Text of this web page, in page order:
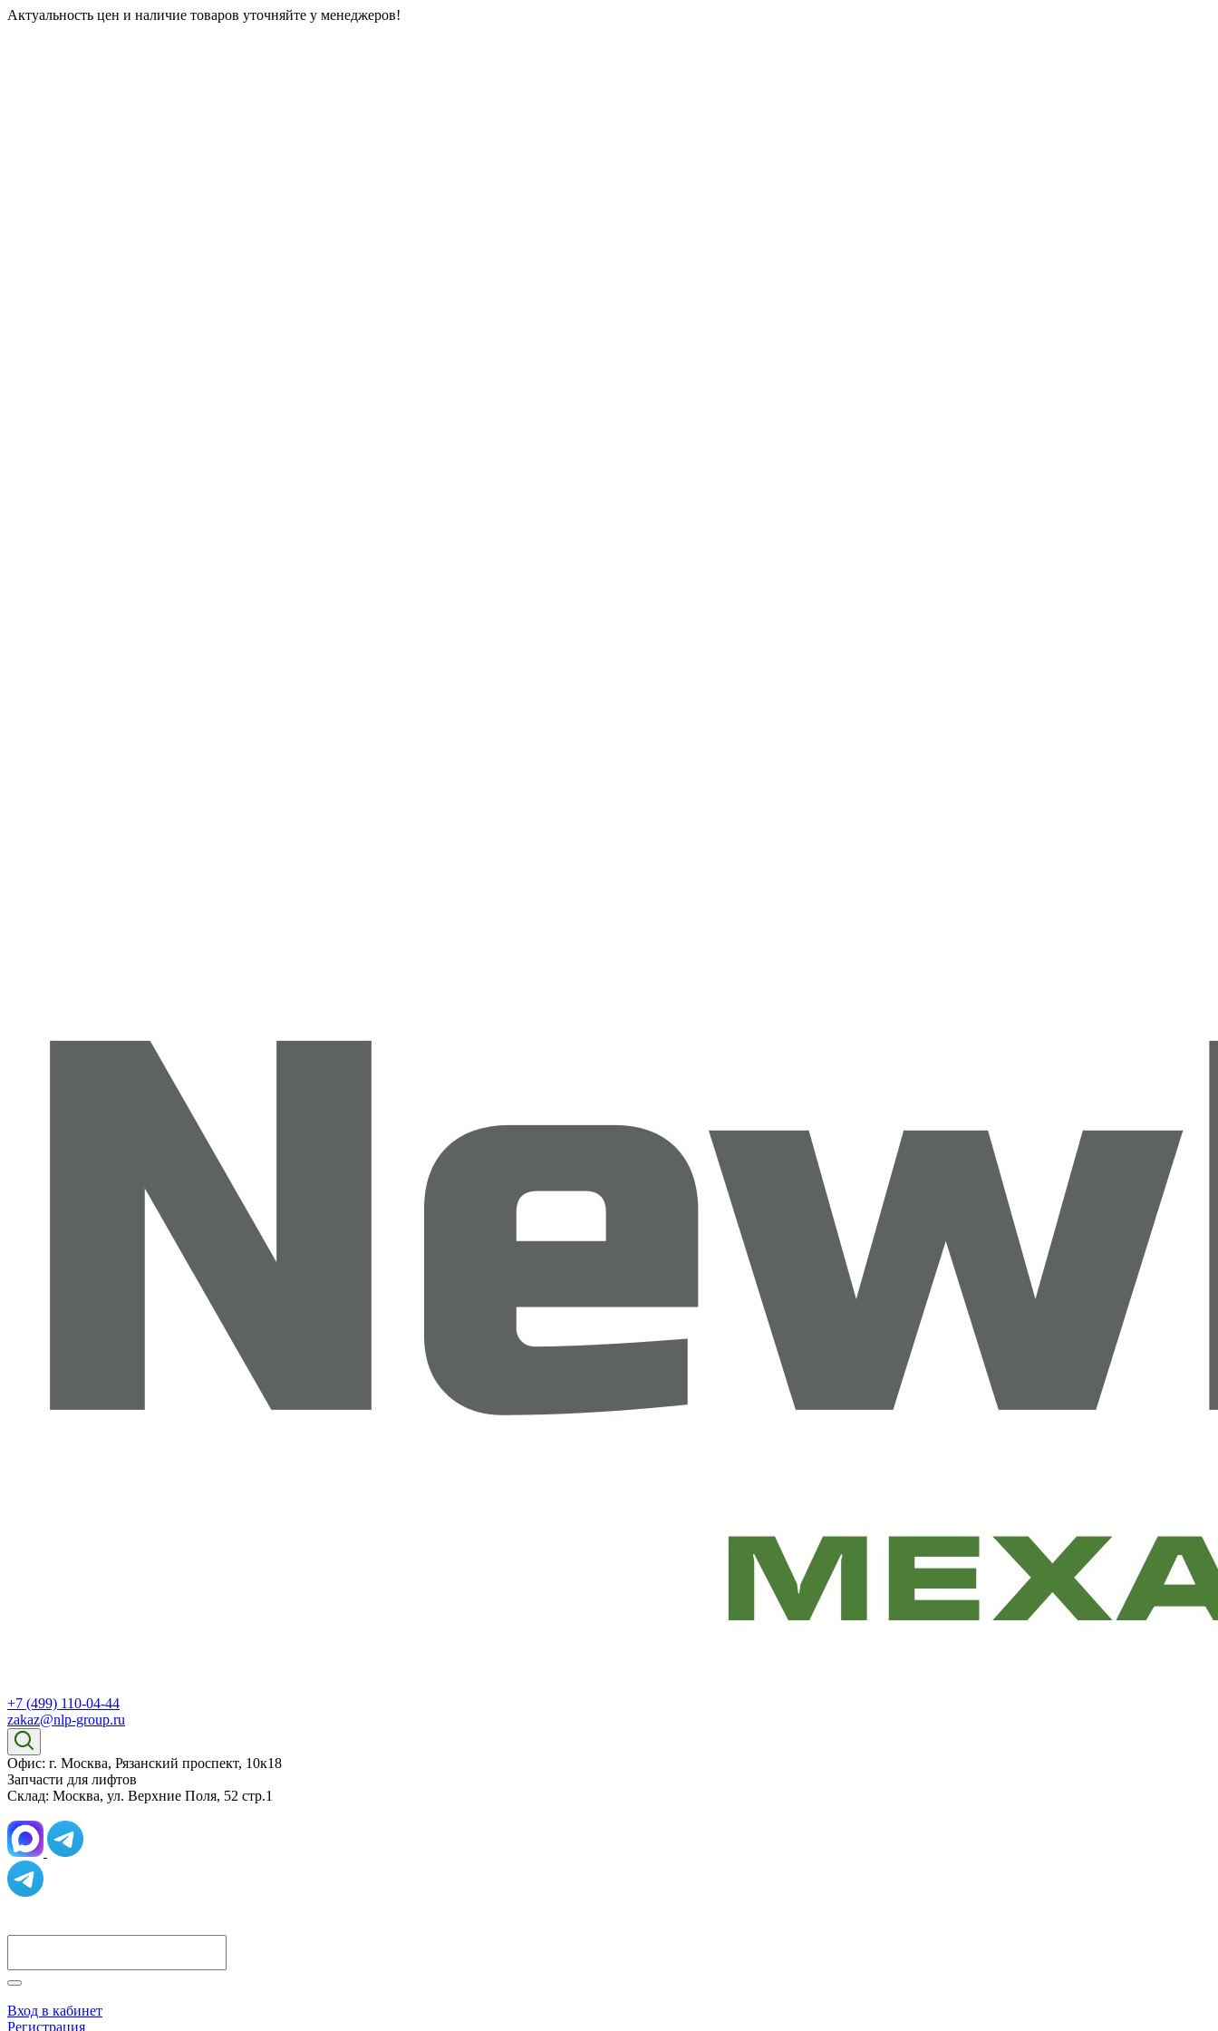
Актуальность цен и наличие товаров уточняйте у менеджеров!
+7 (499) 110-04-44
zakaz@nlp-group.ru
Офис: г. Москва, Рязанский проспект, 10к18
Запчасти для лифтов
Склад: Москва, ул. Верхние Поля, 52 стр.1
Вход в кабинет
Регистрация